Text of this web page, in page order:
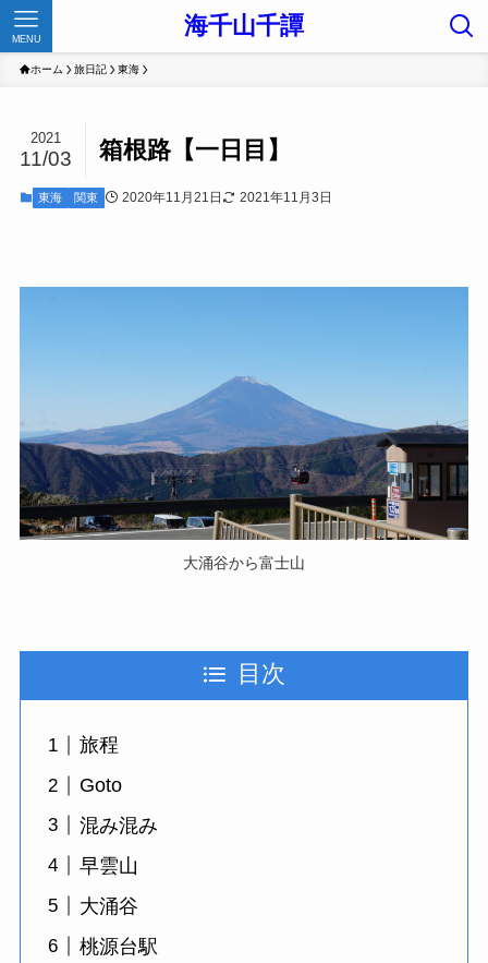
海千山千譚
MENU
ホーム 旅日記 東海
箱根路【一日目】
2021
11/03
東海 関東 2020年11月21日 2021年11月3日
大涌谷から富士山
目次
旅程
Goto
混み混み
早雲山
大涌谷
桃源台駅